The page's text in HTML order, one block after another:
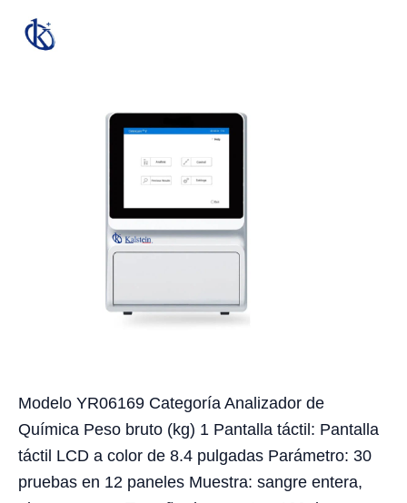
Modelo YR06169 Categoría Analizador de
Química Peso bruto (kg) 1 Pantalla táctil: Pantalla
táctil LCD a color de 8.4 pulgadas Parámetro: 30
pruebas en 12 paneles Muestra: sangre entera,